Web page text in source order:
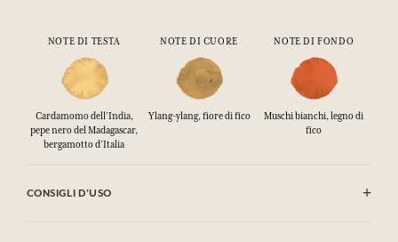
NOTE DI TESTA NOTE DI CUORE NOTE DI FONDO
Cardamomo dell’India,
pepe nero del Madagascar,
bergamotto d’Italia
Ylang-ylang, fiore di fico
Muschi bianchi, legno di
fico
CONSIGLI D'USO